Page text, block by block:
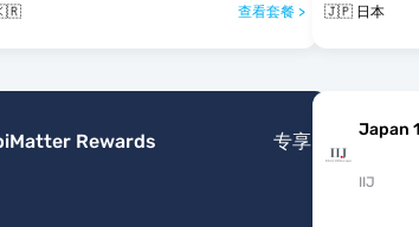
查看套餐 > 🇯🇵 日本
Rewards 专享
Japan
IIJ